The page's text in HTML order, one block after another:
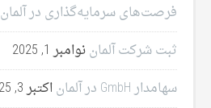
فرصت‌های سرمایه‌گذاری در آلمان
ثبت شرکت آلماننوامبر 1, 2025
سهامدار GmbH در آلمان
اکتبر 3, 2025